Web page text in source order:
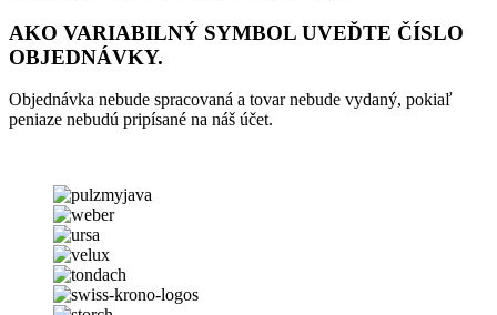
AKO VARIABILNÝ SYMBOL UVEĎTE ČÍSLO
OBJEDNÁVKY.
Objednávka nebude spracovaná a tovar nebude vydaný, pokiaľ
peniaze nebudú pripísané na náš účet.